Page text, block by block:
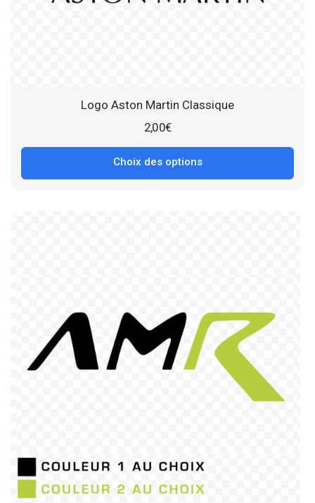
Logo Aston Martin Classique
2,00€
Choix des options